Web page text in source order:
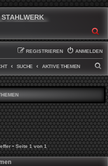
ANMELDEN
REGISTRIEREN
SUCHE AKTIVE THEMEN
U
C
H
E
• Seite1von1